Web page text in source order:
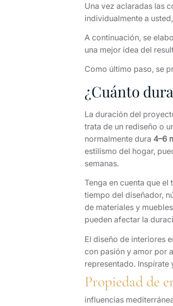
Una vez aclaradas las
individualmente a
A continuación, se
una mejor idea del
Como último paso, se
¿Cuánto
La duración del
trata de un rediseño o
normalmente dura 4–6
estilismo del hogar,
semanas.
Tenga en cuenta que
tiempo del diseñador,
de materiales y
pueden afectar la
El diseño de interiores
con pasión y amor por
representado.
Propiedad de
influencias